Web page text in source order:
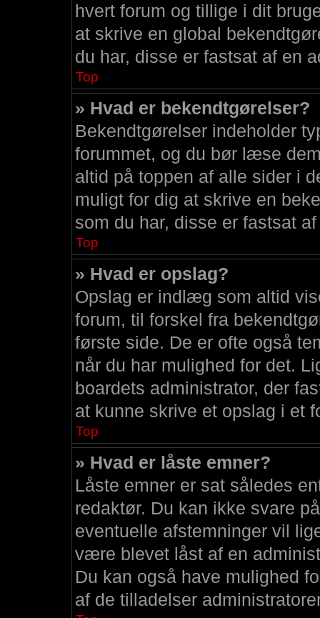
hvert forum og tillige i dit
at skrive en global
du har, disse er fastsat af en
Top
» Hvad er bekendtgørelser?
Bekendtgørelser indeholder
forummet, og du bør læse
altid på toppen af alle sider i
muligt for dig at skrive en
som du har, disse er fastsat
Top
» Hvad er opslag?
Opslag er indlæg som altid
forum, til forskel fra
første side. De er ofte også
når du har mulighed for det.
boardets administrator, der
at kunne skrive et opslag i et
Top
» Hvad er låste emner?
Låste emner er sat således
redaktør. Du kan ikke svare
eventuelle afstemninger vil
være blevet låst af en
Du kan også have mulighed
af de tilladelser